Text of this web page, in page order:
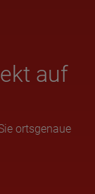
auf
ortsgenaue